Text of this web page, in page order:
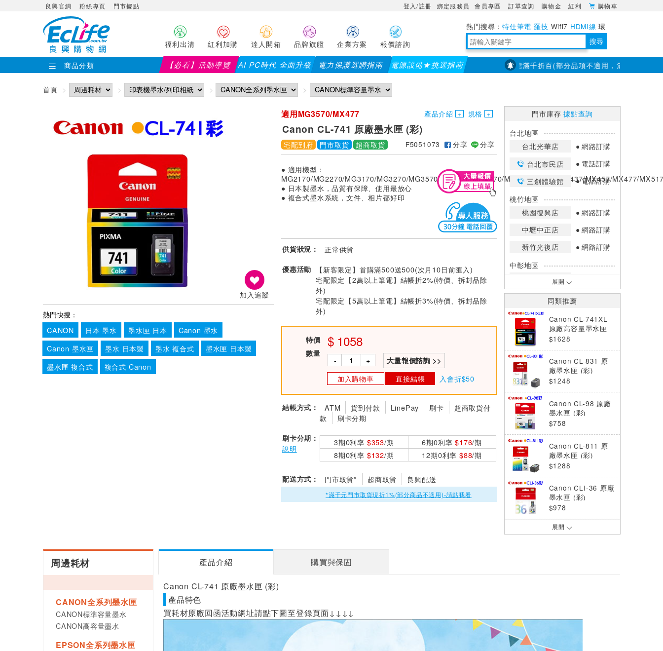
良興官網 粉絲專頁 門市據點 登入/註冊 綁定服務員 會員專區 訂單查詢 購物金 紅利 購物車
福利出清 紅利加購 達人開箱 品牌旗艦 企業方案 報價諮詢
特仕筆電 羅技 Wifi7 HDMI線 環
境量測 明緯POWER 搜尋
商品分類 【必看】活動導覽 AI PC時代 全面升級 電力保護選購指南 電源設備★挑選指南【PX大通】全館滿千折百(部分品項不適用，滿2千折200...)
首頁
加入追蹤
熱門快搜：
CANON
日本 墨水 墨水匣 日本
Canon 墨水
Canon 墨水匣
墨水 日本製 墨水 複合式
墨水匣 日本製
墨水匣 複合式
複合式 Canon
適用MG3570/MX477 產品介紹 規格
Canon CL-741 原廠墨水匣 (彩)
宅配到府 門市取貨 超商取貨 F5051073 分享 分享
● 適用機型：
MG2170/MG2270/MG3170/MG3270/MG3570/MG4170/MG4270/MX377/MX397/MX437/MX457/MX477/
● 日本製墨水，品質有保障、使用最放心
● 複合式墨水系統，文件、相片都好印
供貨狀況： 正常供貨
優惠活動
【新客限定】首購滿500送500(次月10日前匯入)
宅配限定【2萬以上筆電】結帳折2%(特價、拆封品除
外)
宅配限定【5萬以上筆電】結帳折3%(特價、拆封品除
外)
特價 1058
數量
- + 大量報價諮詢 >>
加入購物車 直接結帳 入會折$50
結帳方式： ATM 貨到付款 LinePay 刷卡
超商取貨付
款
刷卡分期
刷卡分期：
說明
3期0利率 $353/期 6期0利率$176/期
8期0利率 $132/期 12期0利率$88/期
配送方式： 門市取貨* 超商取貨 良興配送
*滿千元門市取貨現折1%(部分商品不適用)-請點我看
門市庫存據點查詢
台北地區
台北光華店
網路訂購
台北市民店
電話訂購
三創體驗館
電話訂購
桃竹地區
桃園復興店
網路訂購
中壢中正店
網路訂購
新竹光復店
網路訂購
中彰地區
台中英才店
嘉南地區
高雄中華店
高雄鳳山店
網路訂購
*庫存數量：網路訂購(0)、少量庫存
(1~2)、現貨充足(3以上)。
*門市庫存以店內實際數量為準，可使
用專人服務或撥打門市電話洽詢。
展開
同類推薦
Canon CL-741XL
原廠高容量墨水匣
(彩)
$1628
Canon CL-831 原
廠墨水匣 (彩)
$1248
Canon CL-98 原廠
墨水匣 (彩)
$758
Canon CL-811 原
廠墨水匣 (彩)
$1288
Canon CLI-36 原廠
墨水匣 (彩)
$978
Canon CLI-751BK
Canon CLI-751BK
展開
周邊耗材
CANON全系列墨水匣
CANON標準容量墨水
CANON高容量墨水
EPSON全系列墨水匣
產品介紹 購買與保固
Canon CL-741 原廠墨水匣 (彩)
產品特色
買耗材原廠回函活動網址請點下圖至登錄頁面↓↓↓↓